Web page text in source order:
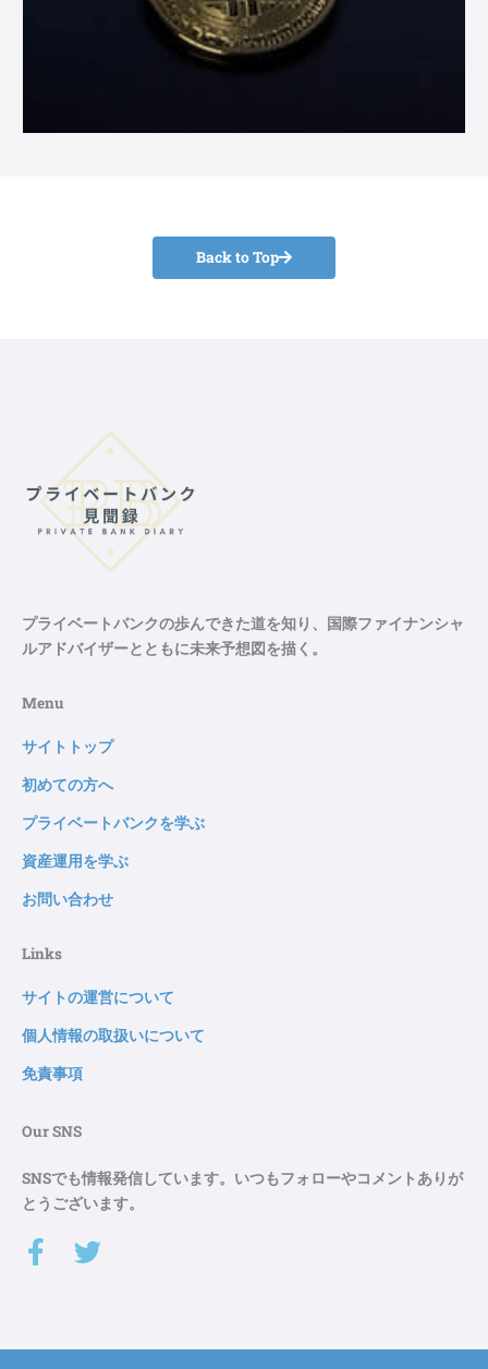
Back to Top
プライベートバンクの歩んできた道を知り、国際ファイナンシャ
ルアドバイザーとともに未来予想図を描く。
Menu
サイトトップ
初めての方へ
プライベートバンクを学ぶ
資産運用を学ぶ
お問い合わせ
Links
サイトの運営について
個人情報の取扱いについて
免責事項
Our SNS
SNSでも情報発信しています。いつもフォローやコメントありが
とうございます。
F
a
b
T
t